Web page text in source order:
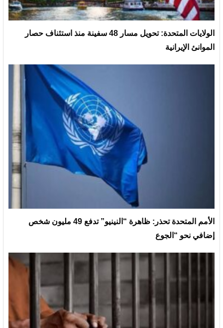
الولايات المتحدة: تحويل مسار 48 سفينة منذ استئناف حصار
الموانئ الإيرانية
الأمم المتحدة تحذر: ظاهرة “النينيو” تدفع 49 مليون شخص
إضافي نحو “الجوع